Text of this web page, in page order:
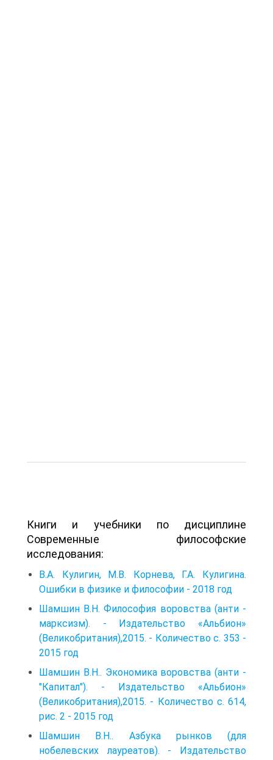
Книги и учебники по дисциплине
Современные философские
исследования:
В.А. Кулигин, М.В. Корнева, Г.А. Кулигина.
Ошибки в физике и философии - 2018 год
Шамшин В.Η. Философия воровства (анти -
марксизм). - Издательство «Альбион»
(Великобритания),2015. - Количество с. 353 -
2015 год
Шамшин В.Η.. Экономика воровства (анти -
"Капитал"). - Издательство «Альбион»
(Великобритания),2015. - Количество с. 614,
рис. 2 - 2015 год
Шамшин В.Η.. Азбука рынков (для
нобелевских лауреатов). - Издательство